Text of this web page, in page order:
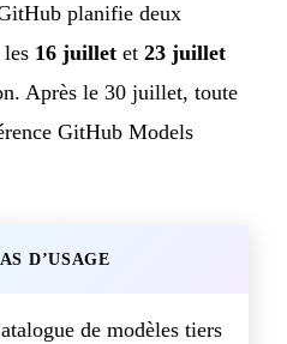
planifie deux
16 juillet et 23 juillet
Après le 30 juillet, toute
GitHub Models
D’USAGE
de modèles tiers